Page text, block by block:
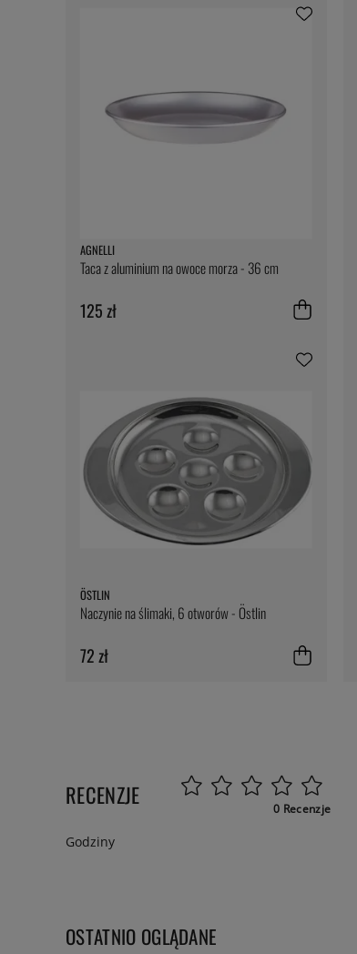
AGNELLI
Taca z aluminium na owoce morza - 36 cm
125 zł
ÖSTLIN
Naczynie na ślimaki, 6 otworów - Östlin
72 zł
RECENZJE 0 Recenzje
Godziny
OSTATNIO OGLĄDANE